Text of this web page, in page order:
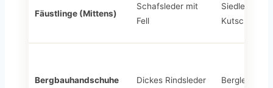
Fäustlinge (Mittens)
Schafsleder mit
Fell
Siedler,
Kutscher
Bergbauhandschuhe Dickes Rindsleder Bergleute